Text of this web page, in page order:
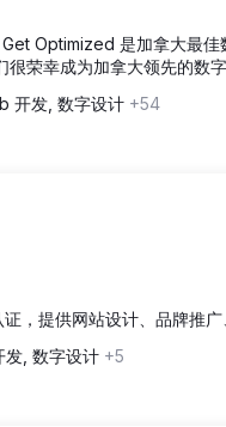
Optimized 是加拿大最佳
荣幸成为加拿大领先的数字
开发, 数字设计 +54
，提供网站设计、品牌推广
发, 数字设计 +5